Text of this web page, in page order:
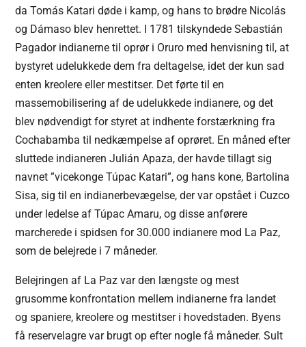
da Tomás Katari døde i kamp, og hans to brødre Nicolás
og Dámaso blev henrettet. I 1781 tilskyndede Sebastián
Pagador indianerne til oprør i Oruro med henvisning til, at
bystyret udelukkede dem fra deltagelse, idet der kun sad
enten kreolere eller mestitser. Det førte til en
massemobilisering af de udelukkede indianere, og det
blev nødvendigt for styret at indhente forstærkning fra
Cochabamba til nedkæmpelse af oprøret. En måned efter
sluttede indianeren Julián Apaza, der havde tillagt sig
navnet ”vicekonge Túpac Katari”, og hans kone, Bartolina
Sisa, sig til en indianerbevægelse, der var opstået i Cuzco
under ledelse af Túpac Amaru, og disse anførere
marcherede i spidsen for 30.000 indianere mod La Paz,
som de belejrede i 7 måneder.
Belejringen af La Paz var den længste og mest
grusomme konfrontation mellem indianerne fra landet
og spaniere, kreolere og mestitser i hovedstaden. Byens
få reservelagre var brugt op efter nogle få måneder. Sult